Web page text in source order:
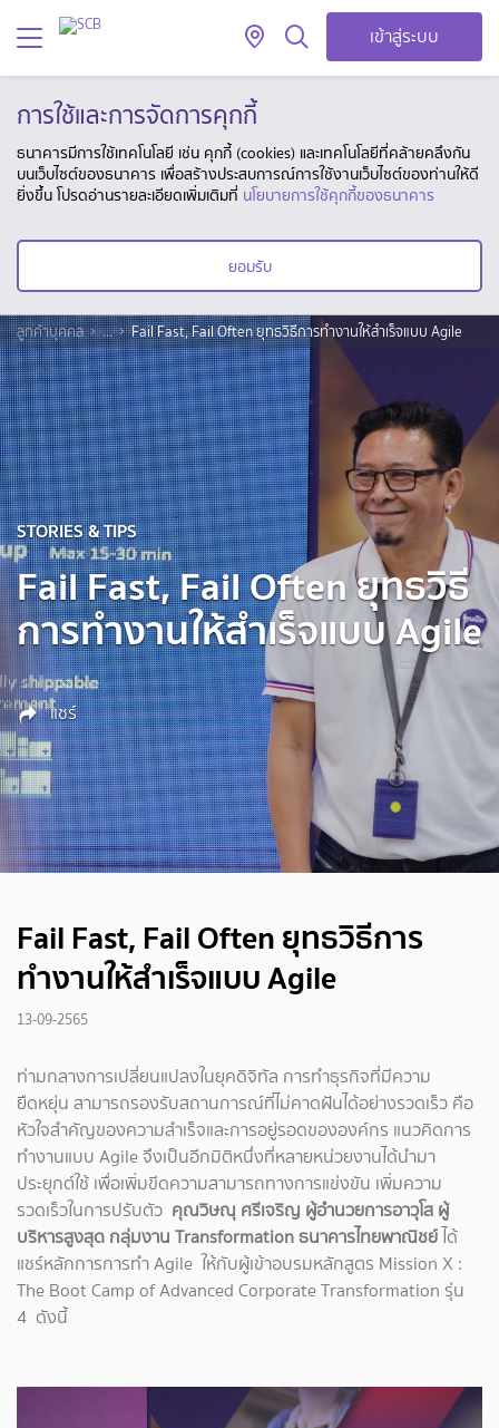
เข้าสู่ระบบ
การใช้และการจัดการคุกกี้
ธนาคารมีการใช้เทคโนโลยี เช่น คุกกี้ (cookies) และเทคโนโลยีที่คล้ายคลึงกัน
บนเว็บไซต์ของธนาคาร เพื่อสร้างประสบการณ์การใช้งานเว็บไซต์ของท่านให้ดี
ยิ่งขึ้น โปรดอ่านรายละเอียดเพิ่มเติมที่ นโยบายการใช้คุกกี้ของธนาคาร
ยอมรับ
ลูกค้าบุคคล ... Fail Fast, Fail Often ยุทธวิธีการทำงานให้สำเร็จแบบ Agile
STORIES & TIPS
Fail Fast, Fail Often ยุทธวิธี
การทำงานให้สำเร็จแบบ Agile
แชร์
Fail Fast, Fail Often ยุทธวิธีการ
ทำงานให้สำเร็จแบบ Agile
13-09-2565
ท่ามกลางการเปลี่ยนแปลงในยุคดิจิทัล การทำธุรกิจที่มีความ
ยืดหยุ่น สามารถรองรับสถานการณ์ที่ไม่คาดฝันได้อย่างรวดเร็ว คือ
หัวใจสำคัญของความสำเร็จและการอยู่รอดขององค์กร แนวคิดการ
ทำงานแบบ Agile จึงเป็นอีกมิติหนึ่งที่หลายหน่วยงานได้นำมา
ประยุกต์ใช้ เพื่อเพิ่มขีดความสามารถทางการแข่งขัน เพิ่มความ
รวดเร็วในการปรับตัว คุณวิษณุ ศรีเจริญ ผู้อำนวยการอาวุโส ผู้
บริหารสูงสุด กลุ่มงาน Transformation ธนาคารไทยพาณิชย์ ได้
แชร์หลักการการทำ Agile ให้กับผู้เข้าอบรมหลักสูตร Mission X :
The Boot Camp of Advanced Corporate Transformation รุ่น
4 ดังนี้